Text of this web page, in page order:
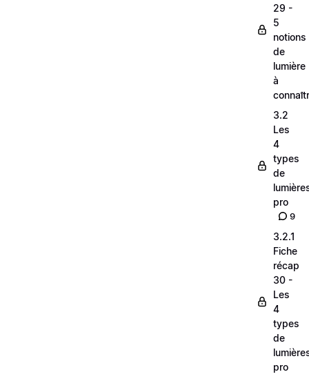
29 -
5
notions
de
lumière
à
3.2
Les
4
types
de
pro
9
3.2.1
Fiche
récap
30 -
Les
4
types
de
pro